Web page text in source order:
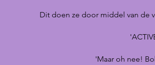
Dit doen ze door middel van de
'Maar oh nee!